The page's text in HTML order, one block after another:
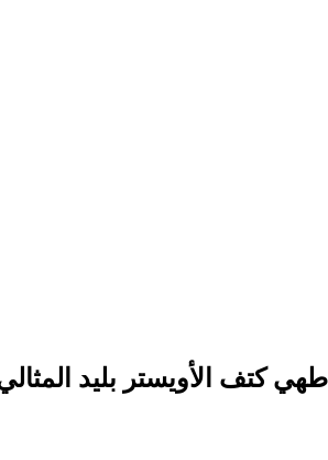
كتف الأويستر بليد المثالي